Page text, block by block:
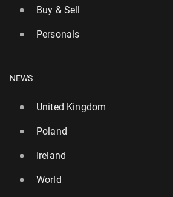
Buy & Sell
Personals
NEWS
United Kingdom
Poland
Ireland
World